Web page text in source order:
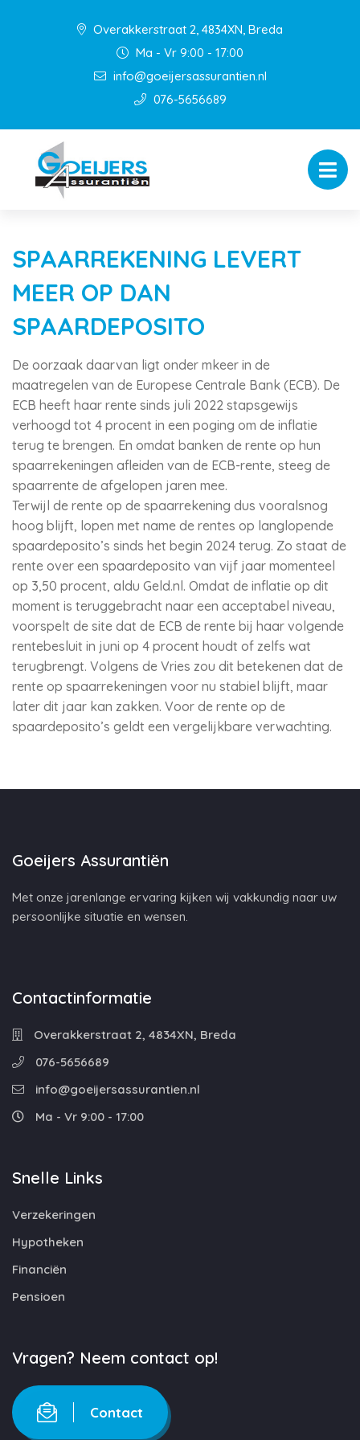
Overakkerstraat 2, 4834XN, Breda
Ma - Vr 9:00 - 17:00
info@goeijersassurantien.nl
076-5656689
SPAARREKENING LEVERT
MEER OP DAN
SPAARDEPOSITO
De oorzaak daarvan ligt onder mkeer in de
maatregelen van de Europese Centrale Bank (ECB). De
ECB heeft haar rente sinds juli 2022 stapsgewijs
verhoogd tot 4 procent in een poging om de inflatie
terug te brengen. En omdat banken de rente op hun
spaarrekeningen afleiden van de ECB-rente, steeg de
spaarrente de afgelopen jaren mee.
Terwijl de rente op de spaarrekening dus vooralsnog
hoog blijft, lopen met name de rentes op langlopende
spaardeposito’s sinds het begin 2024 terug. Zo staat de
rente over een spaardeposito van vijf jaar momenteel
op 3,50 procent, aldu Geld.nl. Omdat de inflatie op dit
moment is teruggebracht naar een acceptabel niveau,
voorspelt de site dat de ECB de rente bij haar volgende
rentebesluit in juni op 4 procent houdt of zelfs wat
terugbrengt. Volgens de Vries zou dit betekenen dat de
rente op spaarrekeningen voor nu stabiel blijft, maar
later dit jaar kan zakken. Voor de rente op de
spaardeposito’s geldt een vergelijkbare verwachting.
Goeijers Assurantiën
Met onze jarenlange ervaring kijken wij vakkundig naar uw
persoonlijke situatie en wensen.
Contactinformatie
Overakkerstraat 2, 4834XN, Breda
076-5656689
info@goeijersassurantien.nl
Ma - Vr 9:00 - 17:00
Snelle Links
Verzekeringen
Hypotheken
Financiën
Pensioen
Vragen? Neem contact op!
Contact